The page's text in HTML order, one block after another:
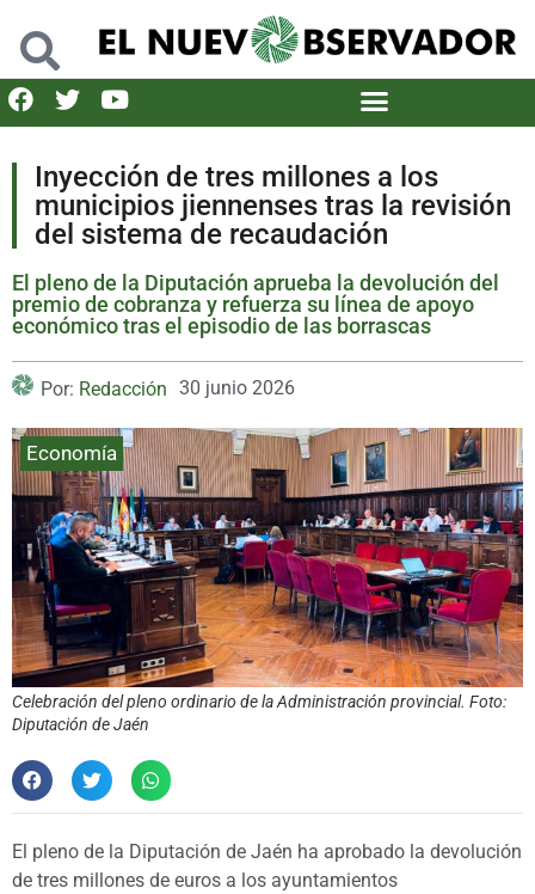
Inyección de tres millones a los
municipios jiennenses tras la revisión
del sistema de recaudación
El pleno de la Diputación aprueba la devolución del
premio de cobranza y refuerza su línea de apoyo
económico tras el episodio de las borrascas
Por: Redacción 30 junio 2026
Economía
Celebración del pleno ordinario de la Administración provincial. Foto:
Diputación de Jaén
El pleno de la Diputación de Jaén ha aprobado la devolución
de tres millones de euros a los ayuntamientos